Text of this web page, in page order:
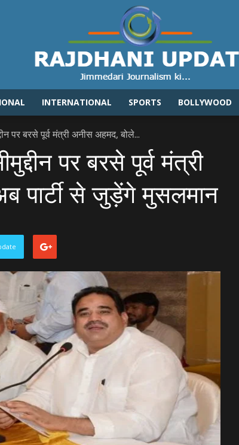
INTERNATIONAL SPORTS BOLLYWOOD
पर बरसे पूर्व मंत्री अनीस अहमद, बोले...
पर बरसे पूर्व मंत्री
पार्टी से जुड़ेंगे मुसलमान